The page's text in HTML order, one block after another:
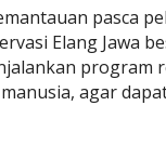
pasca
Elang Jawa
program
agar